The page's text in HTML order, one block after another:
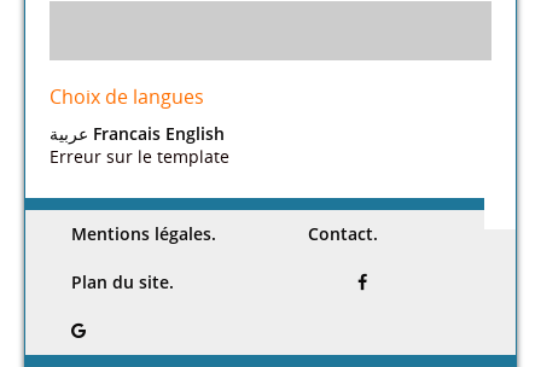
Choix de langues
عربية Francais English
Erreur sur le template
Mentions légales. Contact.
Plan du site.